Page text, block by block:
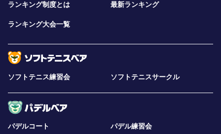
ランキング制度とは 最新ランキング
ランキング大会一覧
ソフトテニス練習会 ソフトテニスサークル
パデルコート
パデル練習会